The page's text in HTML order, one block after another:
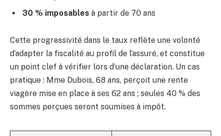
30 % imposables à partir de 70 ans
Cette progressivité dans le taux reflète une volonté
d’adapter la fiscalité au profil de l’assuré, et constitue
un point clef à vérifier lors d’une déclaration. Un cas
pratique : Mme Dubois, 68 ans, perçoit une rente
viagère mise en place à ses 62 ans ; seules 40 % des
sommes perçues seront soumises à impôt.